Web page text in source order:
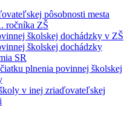
pôsobnosti mesta
ročníka ZŠ
školskej dochádzky v ZŠ
školskej dochádzky
SR
plnenia povinnej školskej
v inej zriaďovateľskej